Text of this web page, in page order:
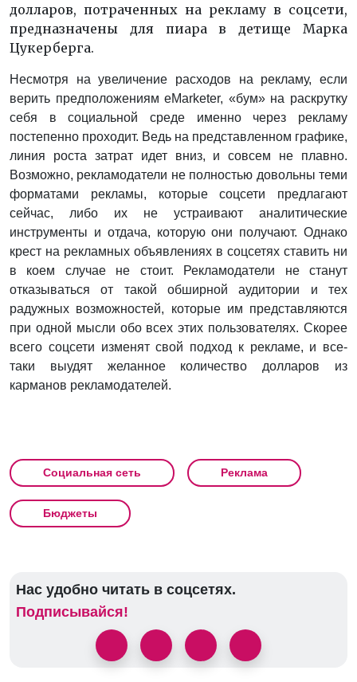
долларов, потраченных на рекламу в соцсети,
предназначены для пиара в детище Марка
Цукерберга.
Несмотря на увеличение расходов на рекламу, если
верить предположениям eMarketer, «бум» на раскрутку
себя в социальной среде именно через рекламу
постепенно проходит. Ведь на представленном графике,
линия роста затрат идет вниз, и совсем не плавно.
Возможно, рекламодатели не полностью довольны теми
форматами рекламы, которые соцсети предлагают
сейчас, либо их не устраивают аналитические
инструменты и отдача, которую они получают. Однако
крест на рекламных объявлениях в соцсетях ставить ни
в коем случае не стоит. Рекламодатели не станут
отказываться от такой обширной аудитории и тех
радужных возможностей, которые им представляются
при одной мысли обо всех этих пользователях. Скорее
всего соцсети изменят свой подход к рекламе, и все-
таки выудят желанное количество долларов из
карманов рекламодателей.
Социальная сеть Реклама
Бюджеты
Нас удобно читать в соцсетях.
Подписывайся!